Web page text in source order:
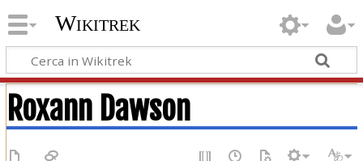
Wikitrek
Roxann Dawson